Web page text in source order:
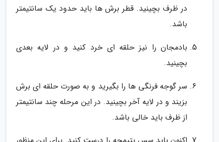
در ظرف بچینید. قطر برش ها باید حدود یک سانتیمتر
باشد.
بادمجان را نیز حلقه ای خرد کنید و در لایه بعدی
بچینید.
سر گوجه فرنگی ها را بگیرید و به صورت حلقه ای برش
بزیند و در لایه آخر بچینید. در این مرحله چند سانتیمتر
از ظرف باید خالی باشد.